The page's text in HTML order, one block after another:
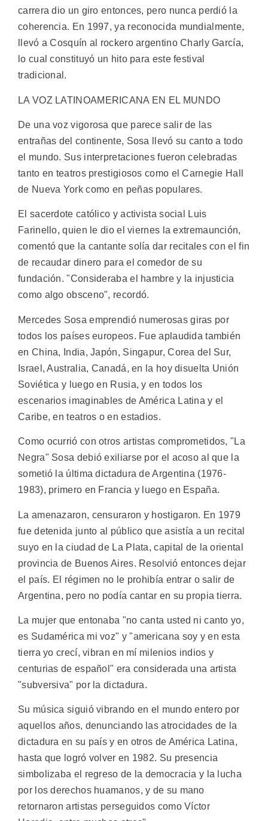
carrera dio un giro entonces, pero nunca perdió la
coherencia. En 1997, ya reconocida mundialmente,
llevó a Cosquín al rockero argentino Charly García,
lo cual constituyó un hito para este festival
tradicional.
LA VOZ LATINOAMERICANA EN EL MUNDO
De una voz vigorosa que parece salir de las
entrañas del continente, Sosa llevó su canto a todo
el mundo. Sus interpretaciones fueron celebradas
tanto en teatros prestigiosos como el Carnegie Hall
de Nueva York como en peñas populares.
El sacerdote católico y activista social Luis
Farinello, quien le dio el viernes la extremaunción,
comentó que la cantante solía dar recitales con el fin
de recaudar dinero para el comedor de su
fundación. "Consideraba el hambre y la injusticia
como algo obsceno", recordó.
Mercedes Sosa emprendió numerosas giras por
todos los países europeos. Fue aplaudida también
en China, India, Japón, Singapur, Corea del Sur,
Israel, Australia, Canadá, en la hoy disuelta Unión
Soviética y luego en Rusia, y en todos los
escenarios imaginables de América Latina y el
Caribe, en teatros o en estadios.
Como ocurrió con otros artistas comprometidos, "La
Negra" Sosa debió exiliarse por el acoso al que la
sometió la última dictadura de Argentina (1976-
1983), primero en Francia y luego en España.
La amenazaron, censuraron y hostigaron. En 1979
fue detenida junto al público que asistía a un recital
suyo en la ciudad de La Plata, capital de la oriental
provincia de Buenos Aires. Resolvió entonces dejar
el país. El régimen no le prohibía entrar o salir de
Argentina, pero no podía cantar en su propia tierra.
La mujer que entonaba "no canta usted ni canto yo,
es Sudamérica mi voz" y "americana soy y en esta
tierra yo crecí, vibran en mí milenios indios y
centurias de español" era considerada una artista
"subversiva" por la dictadura.
Su música siguió vibrando en el mundo entero por
aquellos años, denunciando las atrocidades de la
dictadura en su país y en otros de América Latina,
hasta que logró volver en 1982. Su presencia
simbolizaba el regreso de la democracia y la lucha
por los derechos huamanos, y de su mano
retornaron artistas perseguidos como Víctor